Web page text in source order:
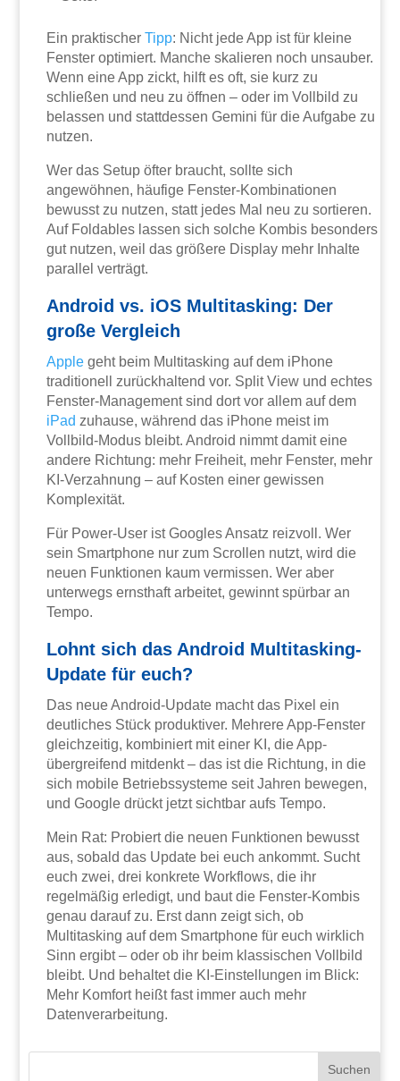
Ein praktischerTipp: Nicht jede App ist für kleine
Fenster optimiert. Manche skalieren noch unsauber.
Wenn eine App zickt, hilft es oft, sie kurz zu
schließen und neu zu öffnen – oder im Vollbild zu
belassen und stattdessen Gemini für die Aufgabe zu
nutzen.
Wer das Setup öfter braucht, sollte sich
angewöhnen, häufige Fenster-Kombinationen
bewusst zu nutzen, statt jedes Mal neu zu sortieren.
Auf Foldables lassen sich solche Kombis besonders
gut nutzen, weil das größere Display mehr Inhalte
parallel verträgt.
Android vs. iOS Multitasking: Der
große Vergleich
Apple geht beim Multitasking auf dem iPhone
traditionell zurückhaltend vor. Split View und echtes
Fenster-Management sind dort vor allem auf dem
iPad zuhause, während das iPhone meist im
Vollbild-Modus bleibt. Android nimmt damit eine
andere Richtung: mehr Freiheit, mehr Fenster, mehr
KI-Verzahnung – auf Kosten einer gewissen
Komplexität.
Für Power-User ist Googles Ansatz reizvoll. Wer
sein Smartphone nur zum Scrollen nutzt, wird die
neuen Funktionen kaum vermissen. Wer aber
unterwegs ernsthaft arbeitet, gewinnt spürbar an
Tempo.
Lohnt sich das Android Multitasking-
Update für euch?
Das neue Android-Update macht das Pixel ein
deutliches Stück produktiver. Mehrere App-Fenster
gleichzeitig, kombiniert mit einer KI, die App-
übergreifend mitdenkt – das ist die Richtung, in die
sich mobile Betriebssysteme seit Jahren bewegen,
und Google drückt jetzt sichtbar aufs Tempo.
Mein Rat: Probiert die neuen Funktionen bewusst
aus, sobald das Update bei euch ankommt. Sucht
euch zwei, drei konkrete Workflows, die ihr
regelmäßig erledigt, und baut die Fenster-Kombis
genau darauf zu. Erst dann zeigt sich, ob
Multitasking auf dem Smartphone für euch wirklich
Sinn ergibt – oder ob ihr beim klassischen Vollbild
bleibt. Und behaltet die KI-Einstellungen im Blick:
Mehr Komfort heißt fast immer auch mehr
Datenverarbeitung.